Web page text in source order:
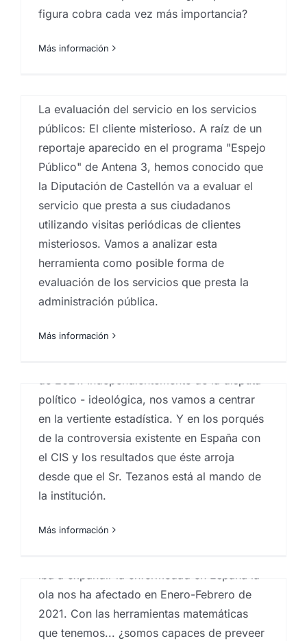
figura cobra cada vez más importancia?
Más información
públicas,Proveedores Contratos menores
públicas,Proveedores instituciones públicas
La evaluación del servicio en los servicios
públicos: El cliente misterioso. A raíz de un
reportaje aparecido en el programa "Espejo
Público" de Antena 3, hemos conocido que
la Diputación de Castellón va a evaluar el
servicio que presta a sus ciudadanos
utilizando visitas periódicas de clientes
misteriosos. Vamos a analizar esta
herramienta como posible forma de
evaluación de los servicios que presta la
administración pública.
Más información
pero analicemos el CIS de
Tezanos y las elecciones
de Madrid de 2021.
PorEureka Marketing | mayo 6, 2021
centro
investigaciones sociológicas
, Encuestas
Encuestas y
campañas de encuestación,Estadística,estudios
cuantitativos ,Instituto de investigación de mercados
Investigaciones sociologicas
menores instituciones públicas,Proveedores
Contratos menores organizaciones públicas
Proveedores en licitaciones Gobierno de Canarias
Proveedores en licitaciones públicas,Proveedores
instituciones públicas,Proveedores organismos
sociobarómetro
No es por meter fuego... pero analicemos el
de 2021. Independientemente de la disputa
político - ideológica, nos vamos a centrar
en la vertiente estadística. Y en los porqués
de la controversia existente en España con
el CIS y los resultados que éste arroja
desde que el Sr. Tezanos está al mando de
la institución.
Más información
Modelos matemáticos de
previsión del COVID
PorEureka Marketing | marzo 2, 2021 | Big Data
Analysis,Estudios cualitativos,estudios cuantitativos
Instituto de investigación de mercados,
Investigaciones sociologicas,Proveedores Contratos
menores instituciones públicas
Contratos menores organizaciones públicas,
Proveedores en licitaciones Gobierno de Canarias
públicos,sociobarómetro
Todos nos preguntamos cuándo se va a
acabar esta pesadilla que para todos ha
sido y es el COVID-19. Muchos amigos me
preguntan si no existe alguna manera de
preveer cómo se va a comportar la
epidemia. En este artículo vamos a ver un
modelo matemático concreto desarrollado
Aplicada de la Universidad de Vigo, y su
iba a expandir la enfermedad en España la
ola nos ha afectado en Enero-Febrero de
2021. Con las herramientas matemáticas
que tenemos... ¿somos capaces de preveer